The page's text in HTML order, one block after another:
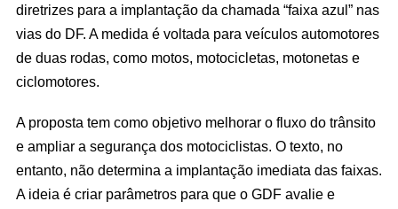
diretrizes para a implantação da chamada “faixa azul” nas
vias do DF. A medida é voltada para veículos automotores
de duas rodas, como motos, motocicletas, motonetas e
ciclomotores.
A proposta tem como objetivo melhorar o fluxo do trânsito
e ampliar a segurança dos motociclistas. O texto, no
entanto, não determina a implantação imediata das faixas.
A ideia é criar parâmetros para que o GDF avalie e